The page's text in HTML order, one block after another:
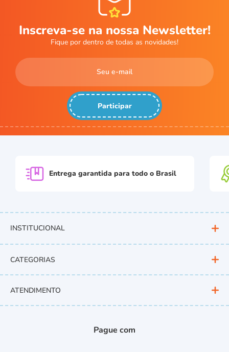
Inscreva-se na nossa Newsletter!
Fique por dentro de todas as novidades!
Participar
Entrega garantida para todo o Brasil
INSTITUCIONAL
CATEGORIAS
ATENDIMENTO
Pague com